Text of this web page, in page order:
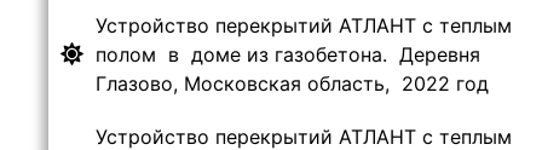
Устройство перекрытий АТЛАНТ с теплым
полом в доме из газобетона. Деревня
Глазово, Московская область, 2022 год
Устройство перекрытий АТЛАНТ с теплым